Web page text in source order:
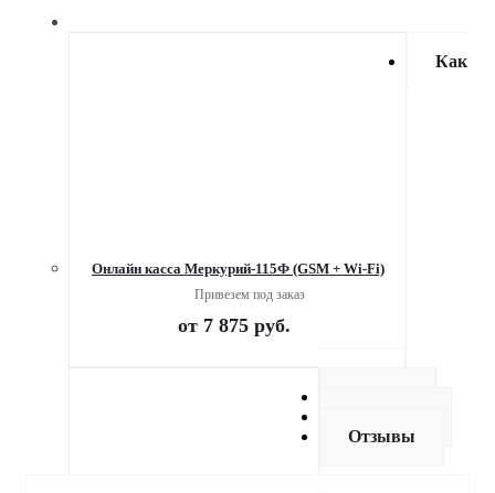
Онлайн касса Меркурий-115Ф (GSM + Wi-Fi)
Привезем под заказ
от 7 875 руб.
Как
Отзывы